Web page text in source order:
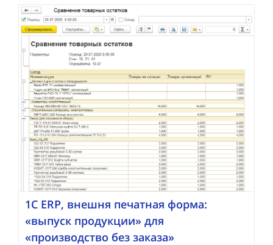
1С ERP, внешня печатная форма:
«выпуск продукции» для
«производство без заказа»